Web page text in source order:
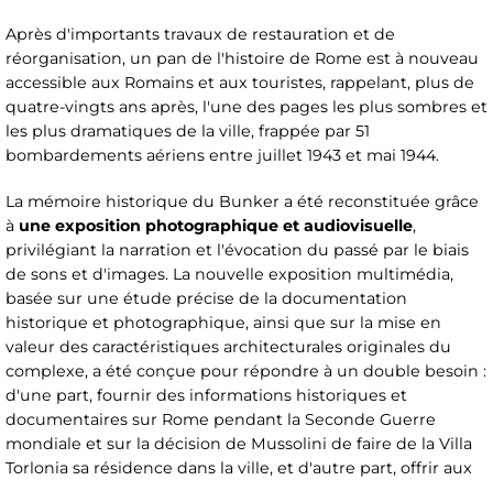
Après d'importants travaux de restauration et de
réorganisation, un pan de l'histoire de Rome est à nouveau
accessible aux Romains et aux touristes, rappelant, plus de
quatre-vingts ans après, l'une des pages les plus sombres et
les plus dramatiques de la ville, frappée par 51
bombardements aériens entre juillet 1943 et mai 1944.
La mémoire historique du Bunker a été reconstituée grâce
à une exposition photographique et audiovisuelle,
privilégiant la narration et l'évocation du passé par le biais
de sons et d'images. La nouvelle exposition multimédia,
basée sur une étude précise de la documentation
historique et photographique, ainsi que sur la mise en
valeur des caractéristiques architecturales originales du
complexe, a été conçue pour répondre à un double besoin :
d'une part, fournir des informations historiques et
documentaires sur Rome pendant la Seconde Guerre
mondiale et sur la décision de Mussolini de faire de la Villa
Torlonia sa résidence dans la ville, et d'autre part, offrir aux